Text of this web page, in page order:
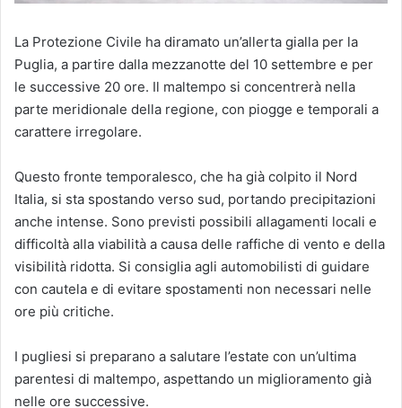
La Protezione Civile ha diramato un’allerta gialla per la
Puglia, a partire dalla mezzanotte del 10 settembre e per
le successive 20 ore. Il maltempo si concentrerà nella
parte meridionale della regione, con piogge e temporali a
carattere irregolare.
Questo fronte temporalesco, che ha già colpito il Nord
Italia, si sta spostando verso sud, portando precipitazioni
anche intense. Sono previsti possibili allagamenti locali e
difficoltà alla viabilità a causa delle raffiche di vento e della
visibilità ridotta. Si consiglia agli automobilisti di guidare
con cautela e di evitare spostamenti non necessari nelle
ore più critiche.
I pugliesi si preparano a salutare l’estate con un’ultima
parentesi di maltempo, aspettando un miglioramento già
nelle ore successive.